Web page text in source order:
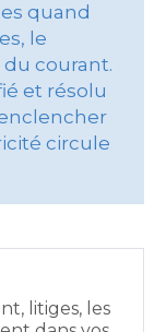
quand
le
courant.
et résolu
circule
litiges, les